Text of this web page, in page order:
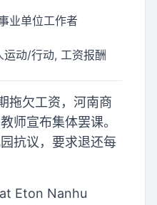
业单位工作者
运动/行动, 工资报酬
拖欠工资，河南商
师宣布集体罢课。
抗议，要求退还每
Eton Nanhu